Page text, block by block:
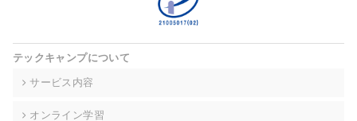
当社は事業運営上、前項利用目的の範囲に限って個人情報を外
高い委託先を選定し、個人情報の適正管理・機密保持について
テックキャンプについて
サービス内容
オンライン学習